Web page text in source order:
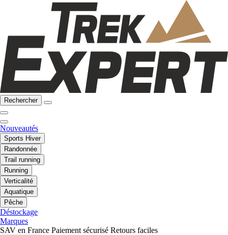
Rechercher
Nouveautés
Sports Hiver
Randonnée
Trail running
Running
Verticalité
Aquatique
Pêche
Déstockage
Marques
SAV en France Paiement sécurisé Retours faciles